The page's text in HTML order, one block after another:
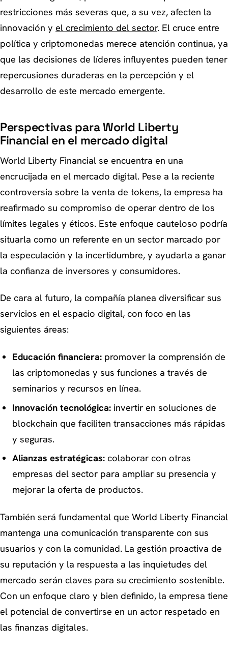
restricciones más severas que, a su vez, afecten la
innovación y el crecimiento del sector. El cruce entre
política y criptomonedas merece atención continua, ya
que las decisiones de líderes influyentes pueden tener
repercusiones duraderas en la percepción y el
desarrollo de este mercado emergente.
Perspectivas para World Liberty
Financial en el mercado digital
World Liberty Financial se encuentra en una
encrucijada en el mercado digital. Pese a la reciente
controversia sobre la venta de tokens, la empresa ha
reafirmado su compromiso de operar dentro de los
límites legales y éticos. Este enfoque cauteloso podría
situarla como un referente en un sector marcado por
la especulación y la incertidumbre, y ayudarla a ganar
la confianza de inversores y consumidores.
De cara al futuro, la compañía planea diversificar sus
servicios en el espacio digital, con foco en las
siguientes áreas:
Educación financiera:promover la comprensión de
las criptomonedas y sus funciones a través de
seminarios y recursos en línea.
Innovación tecnológica:invertir en soluciones de
blockchain que faciliten transacciones más rápidas
y seguras.
Alianzas estratégicas:colaborar con otras
empresas del sector para ampliar su presencia y
mejorar la oferta de productos.
También será fundamental que World Liberty Financial
mantenga una comunicación transparente con sus
usuarios y con la comunidad. La gestión proactiva de
su reputación y la respuesta a las inquietudes del
mercado serán claves para su crecimiento sostenible.
Con un enfoque claro y bien definido, la empresa tiene
el potencial de convertirse en un actor respetado en
las finanzas digitales.